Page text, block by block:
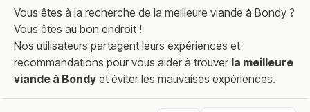
Vous êtes à la recherche de la meilleureviande àBondy ?
Vous êtes au bon endroit !
Nos utilisateurs partagent leurs expériences et
recommandations pour vous aider à trouver la meilleure
viande à Bondy et éviter les mauvaises expériences.